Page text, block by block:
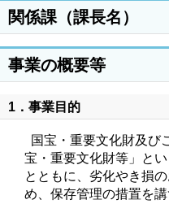
関係課（課長名）
事業の概要等
1．事業目的
国宝・重要文化財及び
宝・重要文化財等」と
とともに、劣化やき損
め、保存管理の措置を